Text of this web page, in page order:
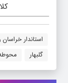
استاندار
گلبهار